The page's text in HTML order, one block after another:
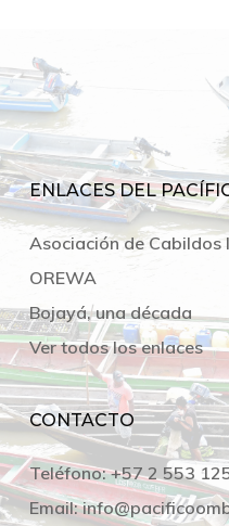
ENLACES DEL
Asociación de Cabildos
OREWA
Bojayá, una década
Ver todos los enlaces
CONTACTO
Teléfono:+57 2 553
Email: